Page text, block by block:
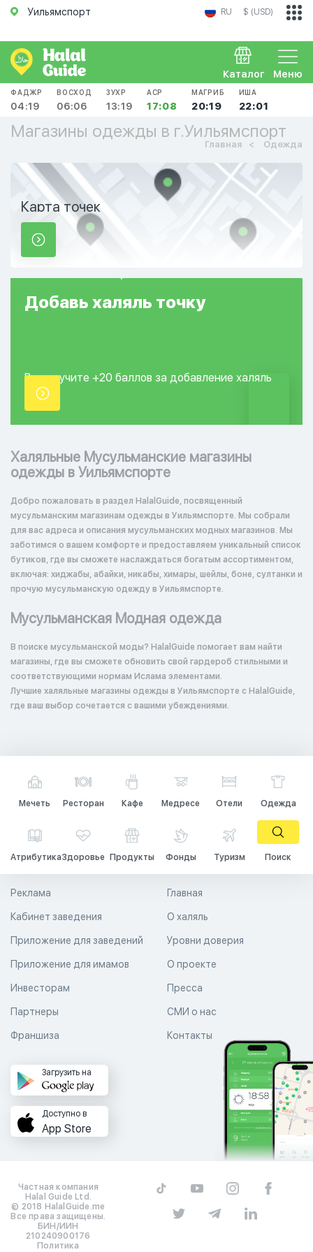
Уильямспорт RU $ (USD)
Меню
Каталог
ФАДЖР
04:19
ВОСХОД
06:06
ЗУХР
13:19
АСР
17:08
МАГРИБ
20:19
ИША
22:01
Магазины одежды в г.Уильямспорт
Главная Одежда
Карта точек
Добавь халяль точку
Вы получите +20 баллов за добавление халяль
точки.
Халяльные Мусульманские магазины
одежды в Уильямспорте
Добро пожаловать в раздел HalalGuide, посвященный
мусульманским магазинам одежды в Уильямспорте. Мы собрали
для вас адреса и описания мусульманских модных магазинов. Мы
заботимся о вашем комфорте и предоставляем уникальный список
бутиков, где вы сможете наслаждаться богатым ассортиментом,
включая: хиджабы, абайки, никабы, химары, шейлы, боне, султанки и
прочую мусульманскую одежду в Уильямспорте.
Мусульманская Модная одежда
В поиске мусульманской моды? HalalGuide помогает вам найти
магазины, где вы сможете обновить свой гардероб стильными и
соответствующими нормам Ислама элементами.
Лучшие халяльные магазины одежды в Уильямспорте с HalalGuide,
где ваш выбор сочетается с вашими убеждениями.
Мечеть Ресторан Кафе Медресе Отели Одежда
АтрибутикаЗдоровье Продукты Фонды Туризм Поиск
Главная
О халяль
Уровни доверия
Реклама
Кабинет заведения
Приложение для заведений
Приложение для имамов О проекте
Пресса
СМИ о нас
Контакты
Инвесторам
Партнеры
Франшиза
Загрузить на
Доступно в
App Store
Частная компания
Halal Guide Ltd.
© 2018 HalalGuide.me
Все права защищены.
БИН/ИИН
210240900176
Политика